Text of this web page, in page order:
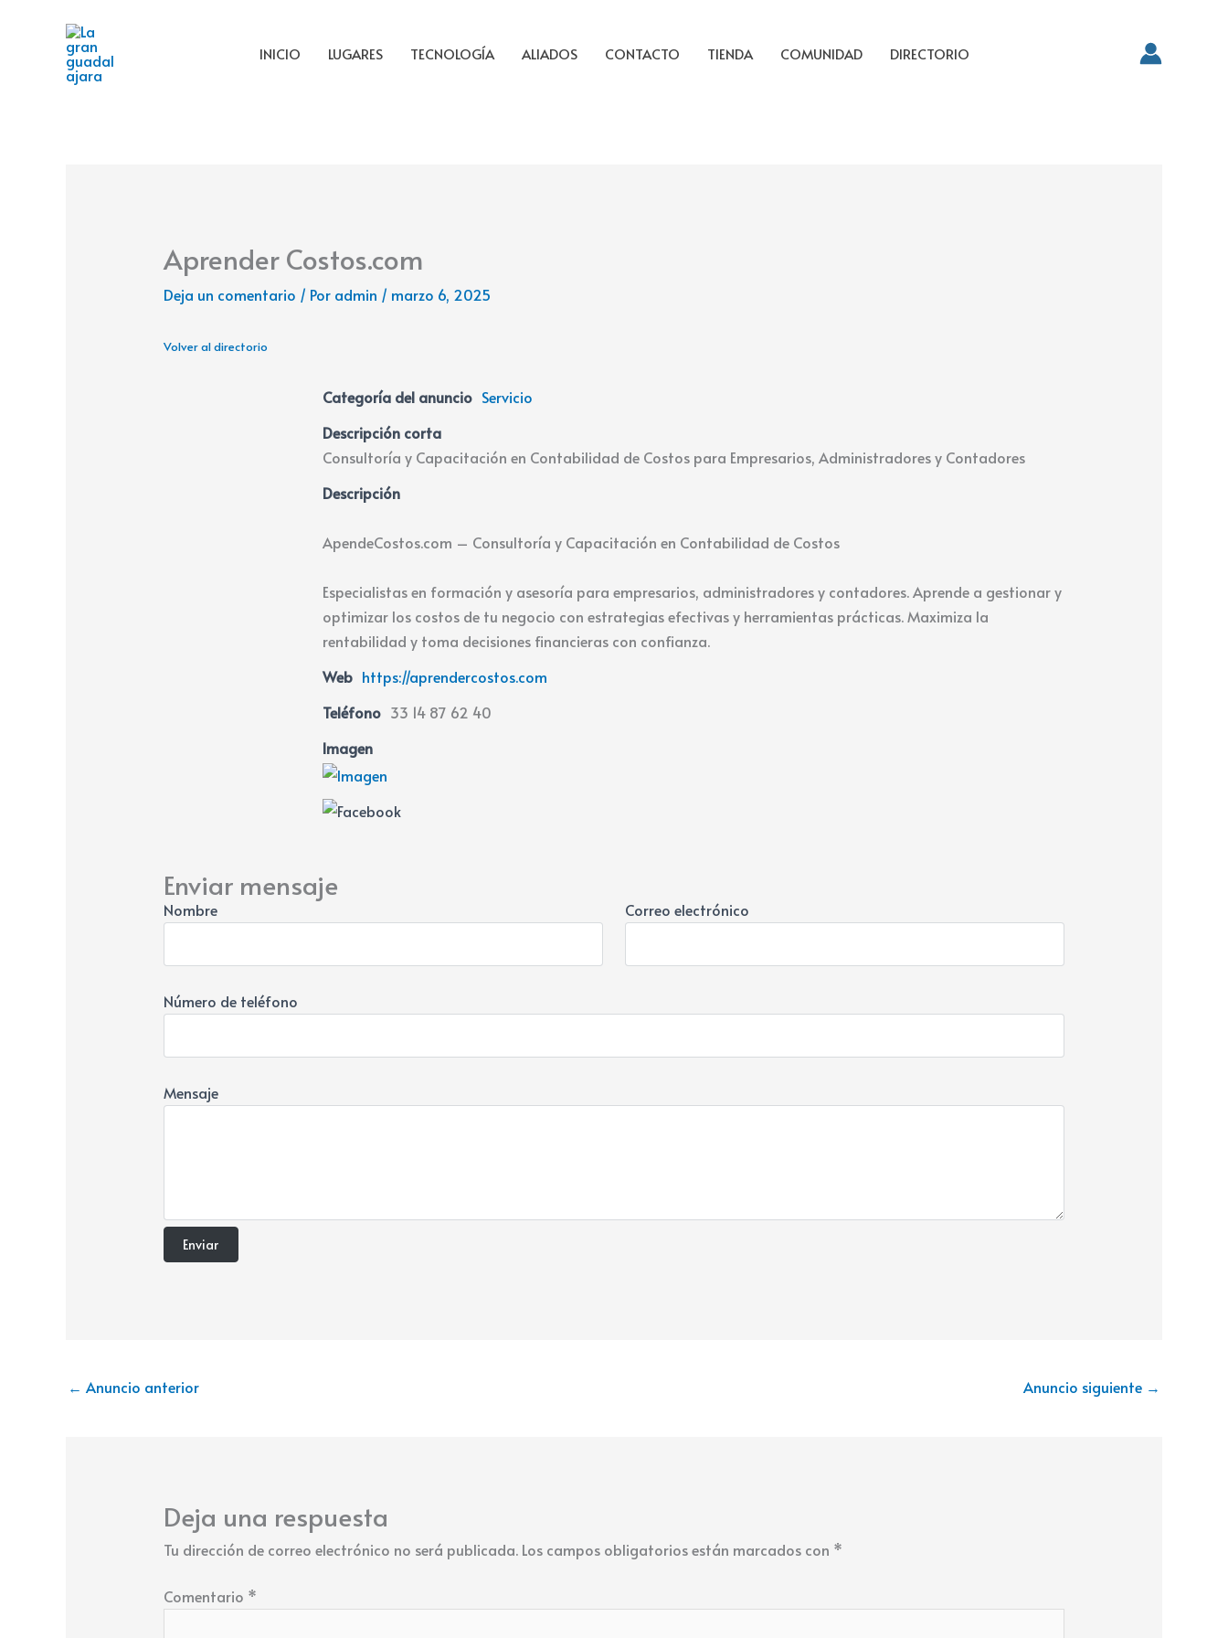
contenido
INICIO LUGARES TECNOLOGÍA ALIADOS CONTACTO TIENDA COMUNIDAD DIRECTORIO
Aprender Costos.com
Deja un comentario / Por admin / marzo 6, 2025
Volver al directorio
Categoría del anuncio Servicio
Descripción corta
Consultoría y Capacitación en Contabilidad de Costos para Empresarios, Administradores y Contadores
Descripción
ApendeCostos.com – Consultoría y Capacitación en Contabilidad de Costos
Especialistas en formación y asesoría para empresarios, administradores y contadores. Aprende a gestionar y
optimizar los costos de tu negocio con estrategias efectivas y herramientas prácticas. Maximiza la
rentabilidad y toma decisiones financieras con confianza.
Web https://aprendercostos.com
Teléfono 33 14 87 62 40
Imagen
Enviar mensaje
Nombre Correo electrónico
Número de teléfono
Mensaje
← Anuncio anterior Anuncio siguiente →
Deja una respuesta
Tu dirección de correo electrónico no será publicada. Los campos obligatorios están marcados con *
Comentario *